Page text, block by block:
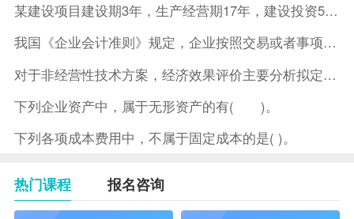
某建设项目建设期3年，生产经营期17年，建设投资5500万元
我国《企业会计准则》规定，企业按照交易或者事项的经济特征确定
对于非经营性技术方案，经济效果评价主要分析拟定方案的( )。
下列企业资产中，属于无形资产的有( )。
下列各项成本费用中，不属于固定成本的是( )。
热门课程 报名咨询